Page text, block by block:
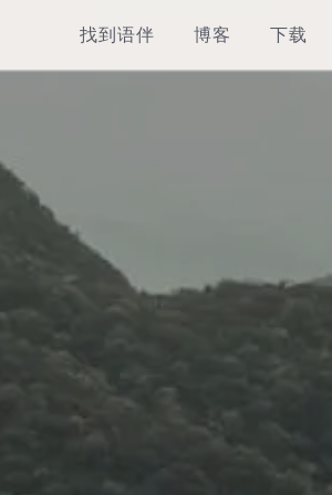
找到语伴 博客 下载